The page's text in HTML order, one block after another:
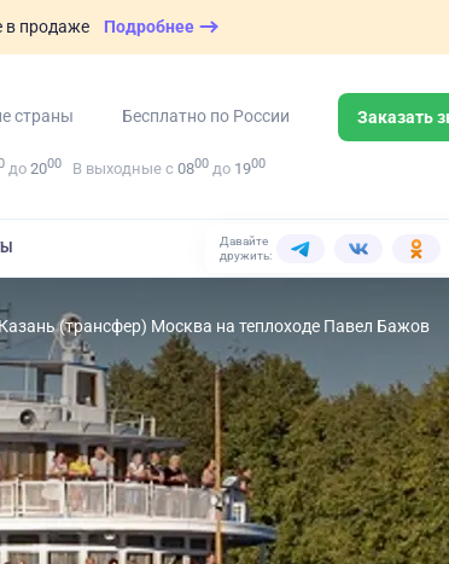
в продаже Подробнее
страны Бесплатно по России Заказать
до 2000 В выходные с 0800 до 1900
Давайте
дружить:
(трансфер) Москва на теплоходе Павел Бажов